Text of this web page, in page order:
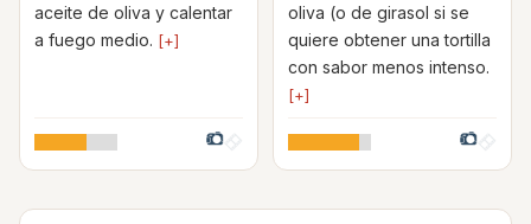
aceite de oliva y calentar
a fuego medio. [+]
oliva (o de girasol si se
quiere obtener una tortilla
con sabor menos intenso.
[+]